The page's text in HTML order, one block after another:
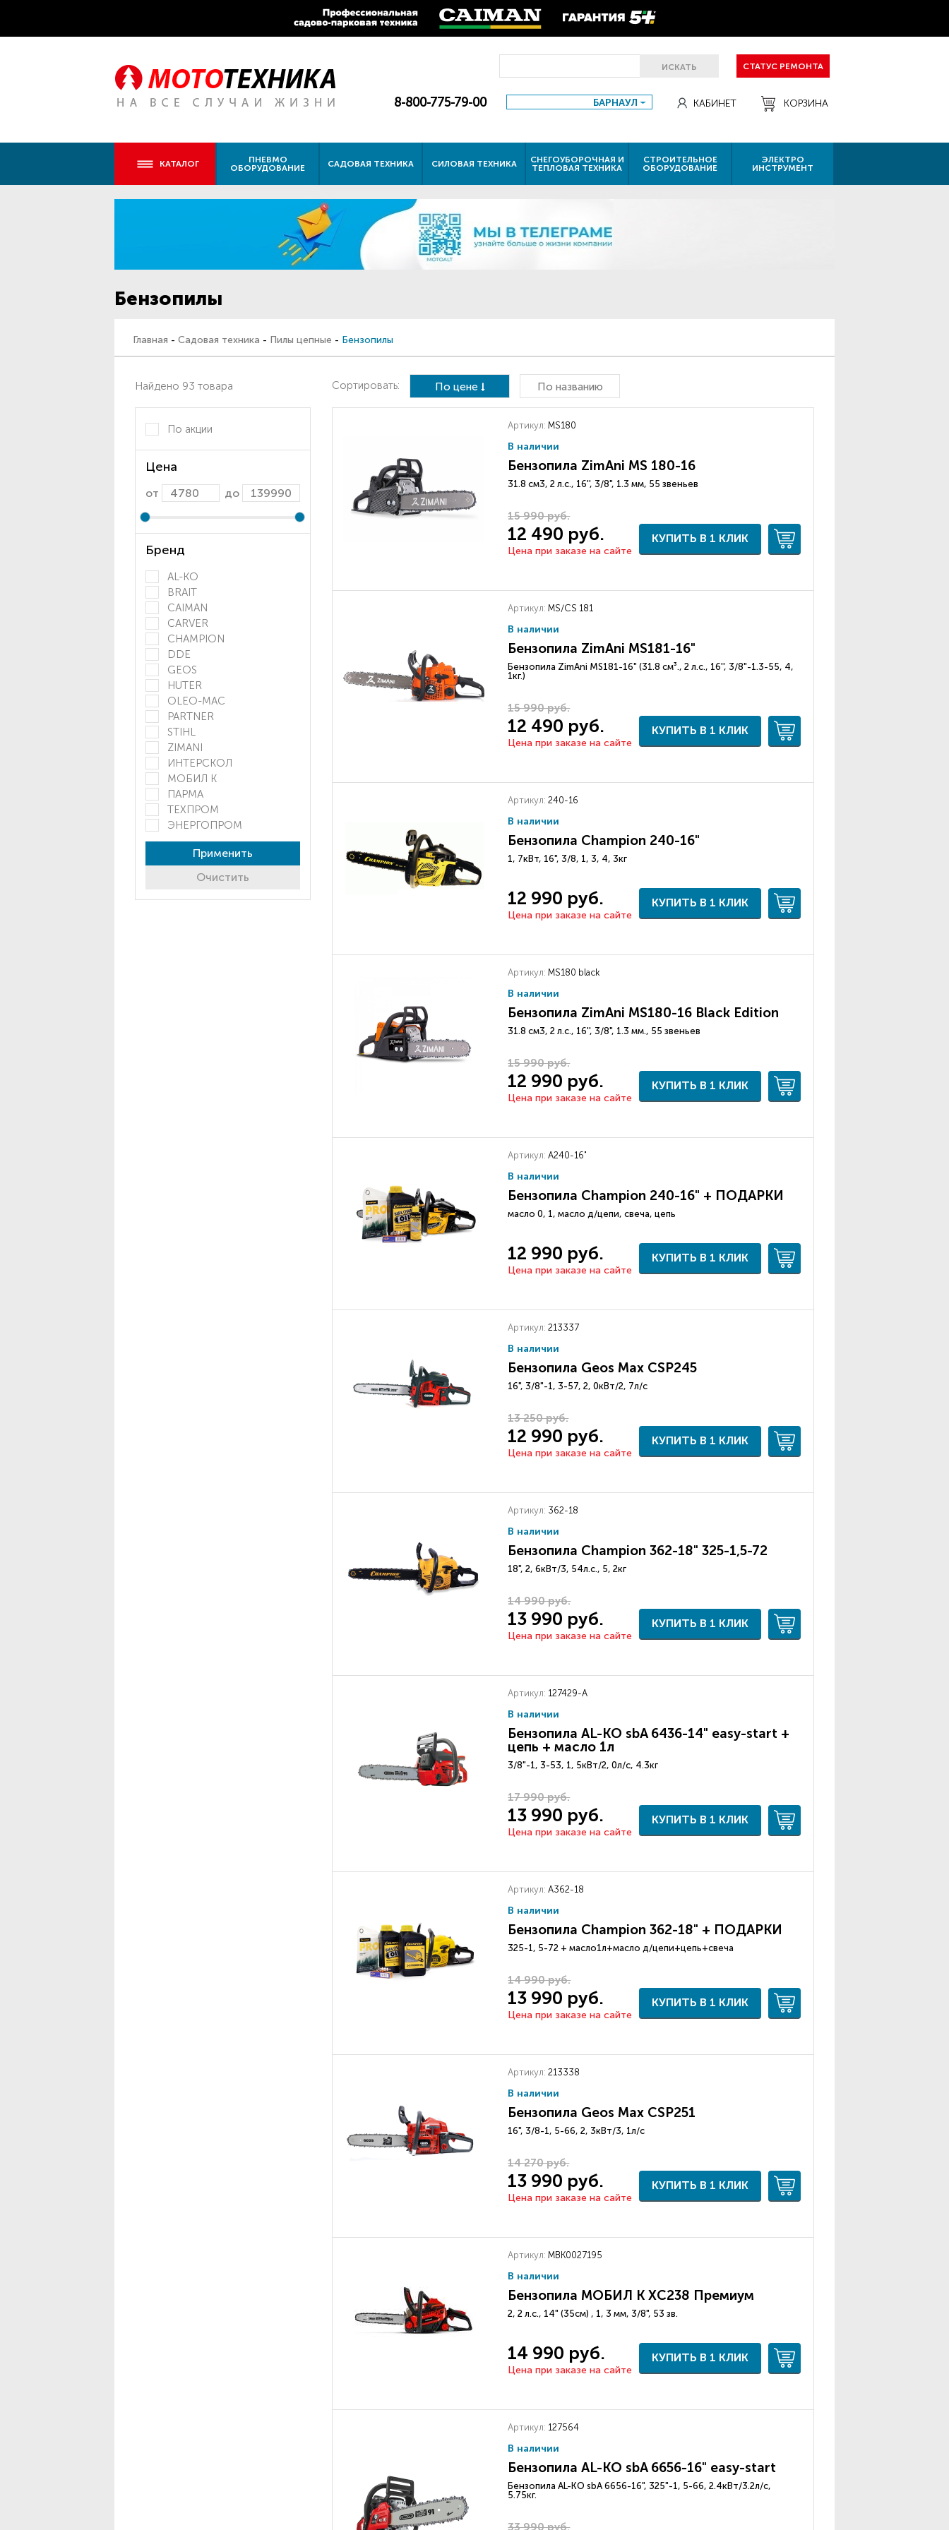
ИСКАТЬ СТАТУС РЕМОНТА
8-800-775-79-00 БАРНАУЛ КАБИНЕТ КОРЗИНА
КАТАЛОГ
ПНЕВМО
ОБОРУДОВАНИЕ
САДОВАЯ ТЕХНИКА СИЛОВАЯ ТЕХНИКА
СНЕГОУБОРОЧНАЯ И
ТЕПЛОВАЯ ТЕХНИКА
СТРОИТЕЛЬНОЕ
ОБОРУДОВАНИЕ
ЭЛЕКТРО
ИНСТРУМЕНТ
Бензопилы
Главная - Садовая техника - Пилы цепные - Бензопилы
Найдено 93 товара
По акции
Цена
от до
Бренд
AL-KO
BRAIT
CAIMAN
CARVER
CHAMPION
DDE
GEOS
HUTER
OLEO-MAC
PARTNER
STIHL
ZIMANI
ИНТЕРСКОЛ
МОБИЛ К
ПАРМА
ТЕХПРОМ
ЭНЕРГОПРОМ
Применить
Очистить
Сортировать: По цене По названию
Артикул: MS180
В наличии
Бензопила ZimAni MS 180-16
31.8 см3, 2 л.с., 16'', 3/8", 1.3 мм, 55 звеньев
15 990 руб.
12 490 руб.
Цена при заказе на сайте
КУПИТЬ В 1 КЛИК
Артикул: MS/CS 181
В наличии
Бензопила ZimAni MS181-16"
Бензопила ZimAni MS181-16" (31.8 см³., 2 л.с., 16'', 3/8"-1.3-55, 4,
1кг.)
15 990 руб.
12 490 руб.
Цена при заказе на сайте
КУПИТЬ В 1 КЛИК
Артикул: 240-16
В наличии
Бензопила Champion 240-16"
1, 7кВт, 16", 3/8, 1, 3, 4, 3кг
12 990 руб.
Цена при заказе на сайте
КУПИТЬ В 1 КЛИК
Артикул: MS180 black
В наличии
Бензопила ZimAni MS180-16 Black Edition
31.8 см3, 2 л.с., 16'', 3/8", 1.3 мм., 55 звеньев
15 990 руб.
12 990 руб.
Цена при заказе на сайте
КУПИТЬ В 1 КЛИК
Артикул: А240-16"
В наличии
Бензопила Champion 240-16" + ПОДАРКИ
масло 0, 1, масло д/цепи, свеча, цепь
12 990 руб.
Цена при заказе на сайте
КУПИТЬ В 1 КЛИК
Артикул: 213337
В наличии
Бензопила Geos Max CSP245
16", 3/8"-1, 3-57, 2, 0кВт/2, 7л/с
13 250 руб.
12 990 руб.
Цена при заказе на сайте
КУПИТЬ В 1 КЛИК
Артикул: 362-18
В наличии
Бензопила Champion 362-18" 325-1,5-72
18", 2, 6кВт/3, 54л.с., 5, 2кг
14 990 руб.
13 990 руб.
Цена при заказе на сайте
КУПИТЬ В 1 КЛИК
Артикул: 127429-А
В наличии
Бензопила AL-KO sbA 6436-14" easy-start +
цепь + масло 1л
3/8"-1, 3-53, 1, 5кВт/2, 0л/с, 4.3кг
17 990 руб.
13 990 руб.
Цена при заказе на сайте
КУПИТЬ В 1 КЛИК
Артикул: A362-18
В наличии
Бензопила Champion 362-18" + ПОДАРКИ
325-1, 5-72 + масло1л+масло д/цепи+цепь+свеча
14 990 руб.
13 990 руб.
Цена при заказе на сайте
КУПИТЬ В 1 КЛИК
Артикул: 213338
В наличии
Бензопила Geos Max CSP251
16", 3/8-1, 5-66, 2, 3кВт/3, 1л/с
14 270 руб.
13 990 руб.
Цена при заказе на сайте
КУПИТЬ В 1 КЛИК
Артикул: MBK0027195
В наличии
Бензопила МОБИЛ К XC238 Премиум
2, 2 л.с., 14" (35см) , 1, 3 мм, 3/8", 53 зв.
14 990 руб.
Цена при заказе на сайте
КУПИТЬ В 1 КЛИК
Артикул: 127564
В наличии
Бензопила AL-KO sbA 6656-16" easy-start
Бензопила AL-KO sbA 6656-16", 325"-1, 5-66, 2.4кВт/3.2л/с,
5.75кг.
33 990 руб.